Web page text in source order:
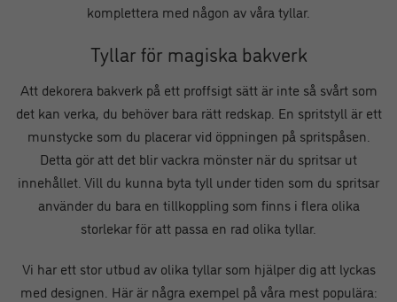
komplettera med någon av våra tyllar.
Tyllar för magiska bakverk
Att dekorera bakverk på ett proffsigt sätt är inte så svårt som
det kan verka, du behöver bara rätt redskap. En spritstyll är ett
munstycke som du placerar vid öppningen på spritspåsen.
Detta gör att det blir vackra mönster när du spritsar ut
innehållet. Vill du kunna byta tyll under tiden som du spritsar
använder du bara en tillkoppling som finns i flera olika
storlekar för att passa en rad olika tyllar.
Vi har ett stor utbud av olika tyllar som hjälper dig att lyckas
med designen. Här är några exempel på våra mest populära: